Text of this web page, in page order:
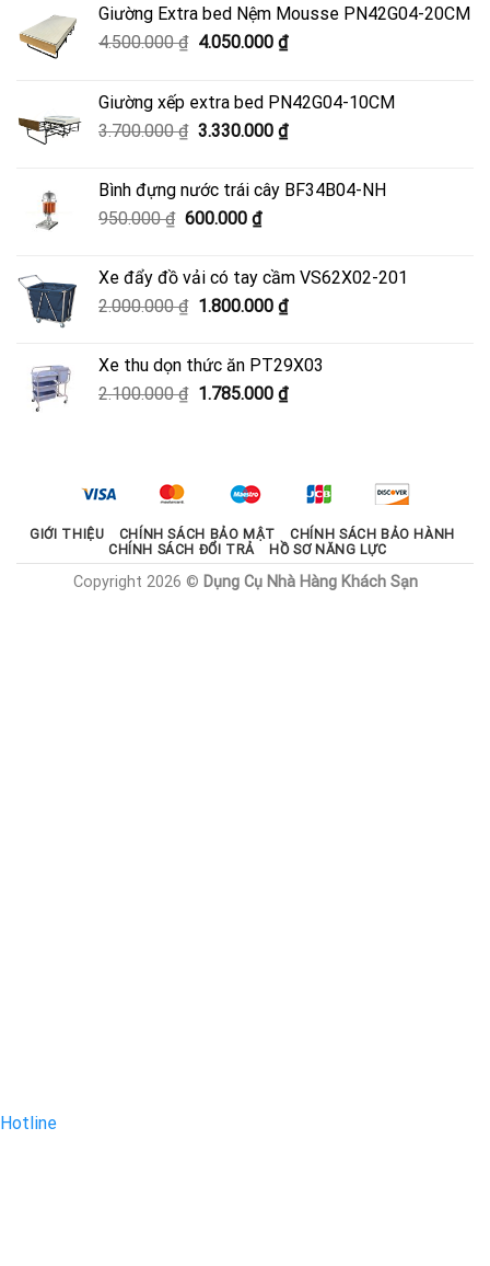
Giường Extra bed Nệm Mousse PN42G04-20CM
4.500.000₫ Giá
4.500.000 ₫.
4.050.000 ₫Giá
là:
4.050.000 ₫.
Giường xếp extra bed PN42G04-10CM
3.700.000₫ Giá
3.700.000 ₫.
3.330.000 ₫Giá
là:
Bình đựng nước trái cây BF34B04-NH
950.000₫ Giá
950.000 ₫.
600.000 ₫Giá
là:
600.000 ₫.
Xe đẩy đồ vải có tay cầm VS62X02-201
2.000.000₫ Giá
2.000.000 ₫.
1.800.000 ₫Giá
là:
1.800.000 ₫.
Xe thu dọn thức ăn PT29X03
2.100.000₫ Giá
1.785.000 ₫Giá
1.785.000 ₫.
GIỚI THIỆU CHÍNH SÁCH BẢO MẬT
CHÍNH SÁCH BẢO HÀNH
CHÍNH SÁCH ĐỔI TRẢ
HỒ SƠ NĂNG LỰC
Copyright 2026 © Dụng Cụ Nhà Hàng Khách Sạn
Hotline